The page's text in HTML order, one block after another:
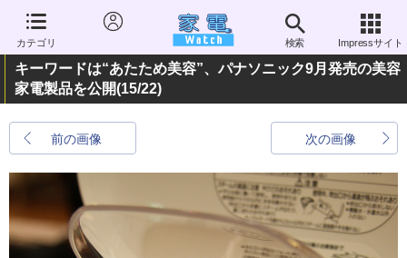
カテゴリ 検索 Impressサイト
キーワードは“あたため美容”、パナソニック9月発売の美容
家電製品を公開(15/22)
前の画像 次の画像